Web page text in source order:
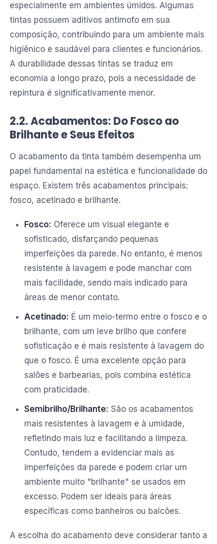
especialmente em ambientes úmidos. Algumas
tintas possuem aditivos antimofo em sua
composição, contribuindo para um ambiente mais
higiênico e saudável para clientes e funcionários.
A durabilidade dessas tintas se traduz em
economia a longo prazo, pois a necessidade de
repintura é significativamente menor.
2.2. Acabamentos: Do Fosco ao
Brilhante e Seus Efeitos
O acabamento da tinta também desempenha um
papel fundamental na estética e funcionalidade do
espaço. Existem três acabamentos principais:
fosco, acetinado e brilhante.
Fosco: Oferece um visual elegante e
sofisticado, disfarçando pequenas
imperfeições da parede. No entanto, é menos
resistente à lavagem e pode manchar com
mais facilidade, sendo mais indicado para
áreas de menor contato.
Acetinado: É um meio-termo entre o fosco e o
brilhante, com um leve brilho que confere
sofisticação e é mais resistente à lavagem do
que o fosco. É uma excelente opção para
salões e barbearias, pois combina estética
com praticidade.
Semibrilho/Brilhante: São os acabamentos
mais resistentes à lavagem e à umidade,
refletindo mais luz e facilitando a limpeza.
Contudo, tendem a evidenciar mais as
imperfeições da parede e podem criar um
ambiente muito "brilhante" se usados em
excesso. Podem ser ideais para áreas
específicas como banheiros ou balcões.
A escolha do acabamento deve considerar tanto a